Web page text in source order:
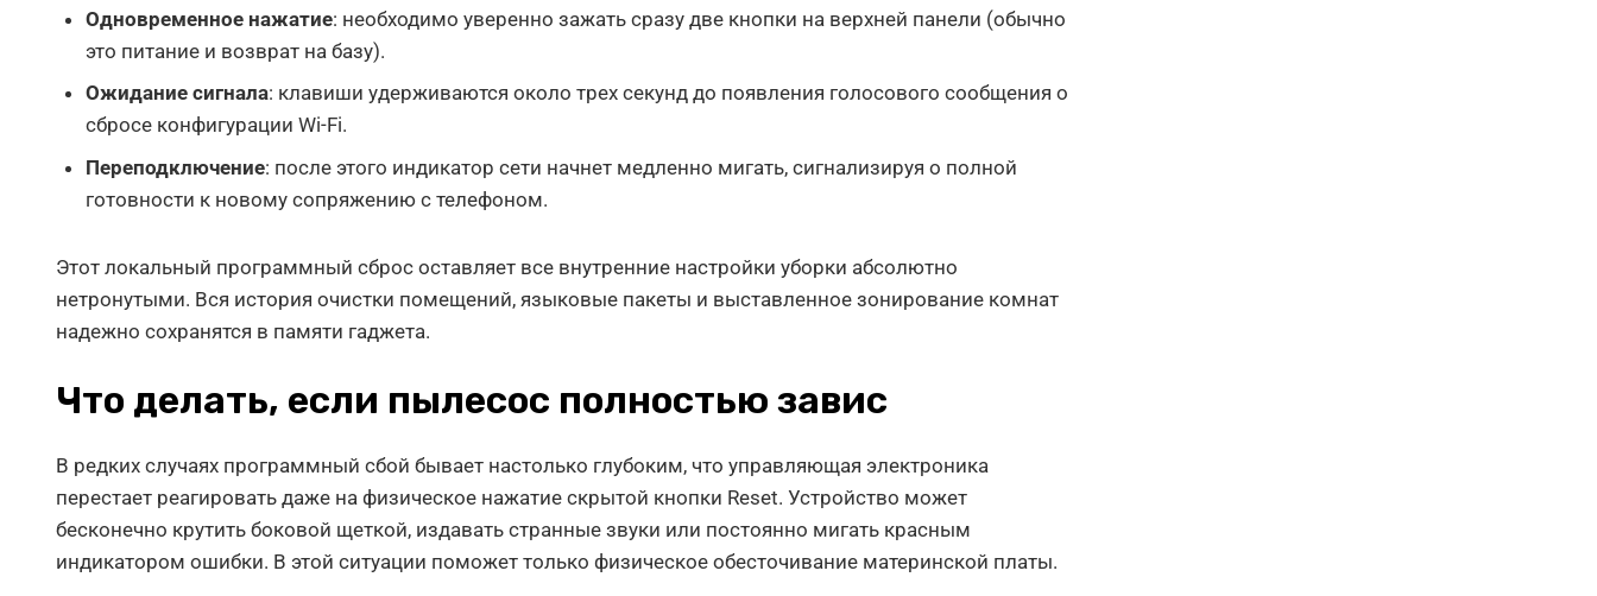
Одновременное нажатие: необходимо уверенно зажать сразу две кнопки на верхней панели (обычно
это питание и возврат на базу).
Ожидание сигнала: клавиши удерживаются около трех секунд до появления голосового сообщения о
сбросе конфигурации Wi-Fi.
Переподключение: после этого индикатор сети начнет медленно мигать, сигнализируя о полной
готовности к новому сопряжению с телефоном.
Этот локальный программный сброс оставляет все внутренние настройки уборки абсолютно
нетронутыми. Вся история очистки помещений, языковые пакеты и выставленное зонирование комнат
надежно сохранятся в памяти гаджета.
Что делать, если пылесос полностью завис
В редких случаях программный сбой бывает настолько глубоким, что управляющая электроника
перестает реагировать даже на физическое нажатие скрытой кнопки Reset. Устройство может
бесконечно крутить боковой щеткой, издавать странные звуки или постоянно мигать красным
индикатором ошибки. В этой ситуации поможет только физическое обесточивание материнской платы.